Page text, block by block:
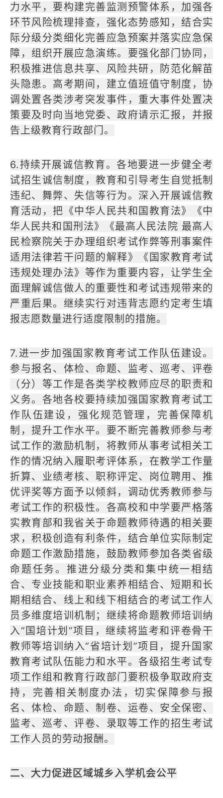
力水平，要构建完善监测预警体系，加强各
环节风险梳理排查，强化态势感知，结合实
际分级分类细化完善应急预案并落实应急保
障，组织开展应急演练。要强化部门协同，
积极推进信息共享、风险共研，防范化解苗
头隐患。高考期间，建立值班值守制度，协
调处置各类涉考突发事件，重大事件处置决
策要及时向当地党委、政府请示汇报，并报
告上级教育行政部门。
6.持续开展诚信教育。各地要进一步健全考
试招生诚信制度，教育和引导考生自觉抵制
违纪、舞弊、失信等行为。深入开展诚信教
育活动，把《中华人民共和国教育法》《中
华人民共和国刑法》《最高人民法院 最高人
民检察院关于办理组织考试作弊等刑事案件
适用法律若干问题的解释》《国家教育考试
违规处理办法》等作为重要内容，让学生全
面理解诚信做人的重要性和考试违规带来的
严重后果。继续实行对违背志愿约定考生填
报志愿数量进行适度限制的措施。
7.进一步加强国家教育考试工作队伍建设。
参与报名、体检、命题、监考、巡考、评卷
（分）等工作是各类学校教师应尽的职责和
义务。各地各校要持续加强国家教育考试工
作队伍建设，强化规范管理，完善保障机
制，提升工作水平。要不断完善教师参与考
试工作的激励机制，将教师从事考试相关工
作的情况纳入履职考评体系，在教学工作量
折算、业绩考核、职称评定、岗位聘用、推
优评奖等方面予以倾斜，调动优秀教师参与
考试工作的积极性。各高校和中学要严格落
实教育部和我省关于命题教师待遇的相关要
求，积极创造有利条件，结合单位实际制定
命题工作激励措施，鼓励教师参加各类省级
命题任务。推进分级分类和集中统一相结
合、专业技能和职业素养相结合、短期和长
期相结合、线上和线下相结合的考试工作人
员多维度培训机制；继续将命题教师培训纳
入“国培计划”项目，继续将监考和评卷骨干
教师等培训纳入“省培计划”项目，提升国家
教育考试队伍能力和水平。各级招生考试专
项工作组和教育行政部门要积极争取政府支
持，完善相关制度办法，切实保障参与报
名、体检、命题、制卷、运卷、安全保密、
监考、巡考、评卷、录取等工作的招生考试
工作人员的劳动报酬。
二、大力促进区域城乡入学机会公平